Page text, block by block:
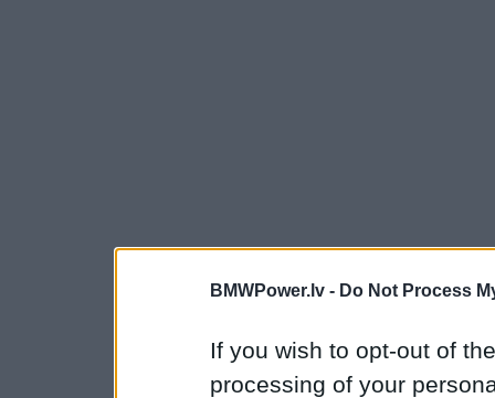
BMWPower.lv - Do Not Process
If you wish to opt-out of
processing of your